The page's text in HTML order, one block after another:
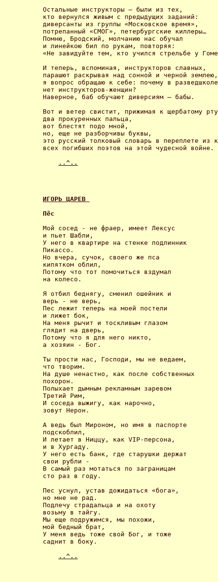
Остальные инструкторы – были из тех,
кто вернулся живым с предыдущих заданий:
диверсанты из группы «Московское время»,
потрепанный «СМОГ», петербургские киллеры…
Помню, Бродский, молчанию нас обучал
и линейкою бил по рукам, повторяя:
«Не завидуйте тем, кто учился стрельбе у
И теперь, вспоминая, инструкторов славных,
парашют раскрывая над сонной и черной
я вопрос обращаю к себе: почему в
нет инструкторов-женщин?
Наверное, баб обучают диверсиям – бабы.
Вот и ветер свистит, прижимая к щербатому
два прокуренных пальца,
вот блестят подо мной,
но, еще не разборчивы буквы,
это русский толковый словарь в переплете из
всех погибших поэтов на этой чудесной войне.
..^..
ИГОРЬ ЦАРЕВ
Пёс
Мой сосед - не фраер, имеет Лексус
и пьет Шабли,
У него в квартире на стенке подлинник
Пикассо.
Но вчера, сучок, своего же пса
кипятком облил,
Потому что тот помочиться вздумал
на колесо.
Я отбил беднягу, сменил ошейник и
верь - не верь,
Пес лежит теперь на моей постели
и лижет бок,
На меня рычит и тоскливым глазом
глядит на дверь,
Потому что я для него никто,
а хозяин - Бог.
Ты прости нас, Господи, мы не ведаем,
что творим.
На душе ненастно, как после собственных
похорон.
Полыхает дымным рекламным заревом
Третий Рим,
И соседа выжигу, как нарочно,
зовут Нерон.
А ведь был Мироном, но имя в паспорте
подскоблил,
И летает в Ниццу, как VIP-персона,
и в Хургаду.
У него есть банк, где старушки держат
свои рубли -
В самый раз мотаться по заграницам
сто раз в году.
Пес уснул, устав дожидаться «бога»,
но мне не рад.
Подлечу страдальца и на охоту
возьму в тайгу.
Мы еще подружимся, мы похожи,
мой бедный брат,
У меня ведь тоже свой Бог, и тоже
саднит в боку.
..^..